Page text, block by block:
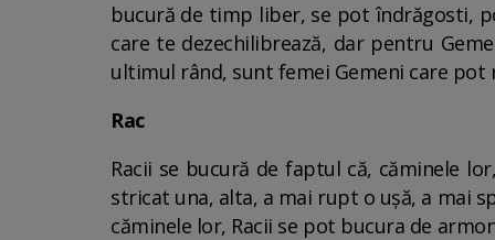
bucură de timp liber, se pot îndrăgosti,
care te dezechilibrează, dar pentru
ultimul rând, sunt femei Gemeni care pot
Rac
Racii se bucură de faptul că, căminele
stricat una, alta, a mai rupt o ușă, a mai
căminele lor, Racii se pot bucura de